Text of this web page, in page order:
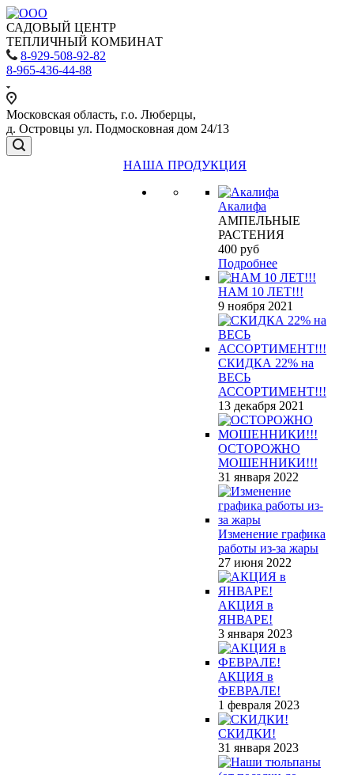
САДОВЫЙ ЦЕНТР
ТЕПЛИЧНЫЙ КОМБИНАТ
8-929-508-92-82
8-965-436-44-88
Московская область, г.о. Люберцы,
д. Островцы ул. Подмосковная дом 24/13
НАША ПРОДУКЦИЯ
Акалифа
АМПЕЛЬНЫЕ
РАСТЕНИЯ
400 руб
Подробнее
НАМ 10 ЛЕТ!!!
9 ноября 2021
СКИДКА 22% на
ВЕСЬ
АССОРТИМЕНТ!!!
13 декабря 2021
ОСТОРОЖНО
МОШЕННИКИ!!!
31 января 2022
Изменение графика
работы из-за жары
27 июня 2022
АКЦИЯ в
ЯНВАРЕ!
3 января 2023
АКЦИЯ в
ФЕВРАЛЕ!
1 февраля 2023
СКИДКИ!
31 января 2023